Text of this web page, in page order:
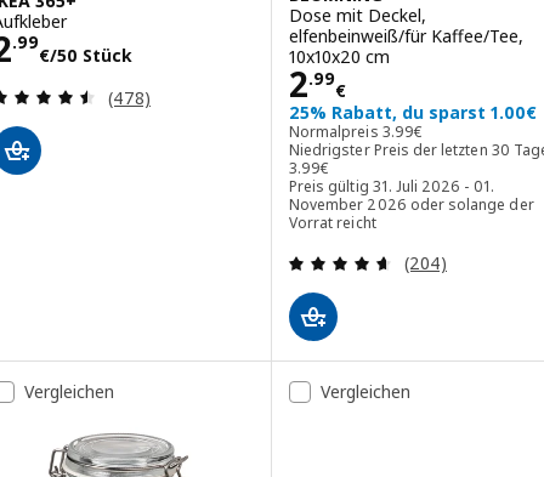
.99
€/50 Stück
2.99€/50 Stück
Bewertungen: 4.5 von 5 Sternen. Bewertungen
(478)
Dose mit Deckel,
elfenbeinweiß/für Kaffee/Tee,
10x10x20 cm
2.99
€
Preis 2.99€
25% Rabatt, du sparst 1.00€
Normalpreis 3.99€
Normalpreis 3.99€
Niedrigster Preis der letzten 30
3.99€
Niedrigster Preis der letzten 30
Preis gültig 31. Juli 2026 - 01.
November 2026 oder solange der
Vorrat reicht
Bewertungen:
(204)
Vergleichen Vergleichen